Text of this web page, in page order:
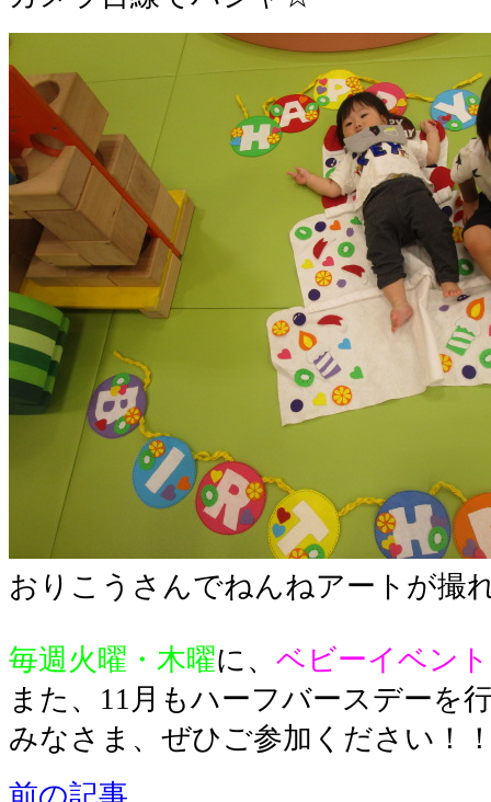
おりこうさんでねんねアートが撮
毎週火曜・木曜に、 ベビーイベント
また、11月もハーフバースデーを
みなさま、ぜひご参加ください！
前の記事